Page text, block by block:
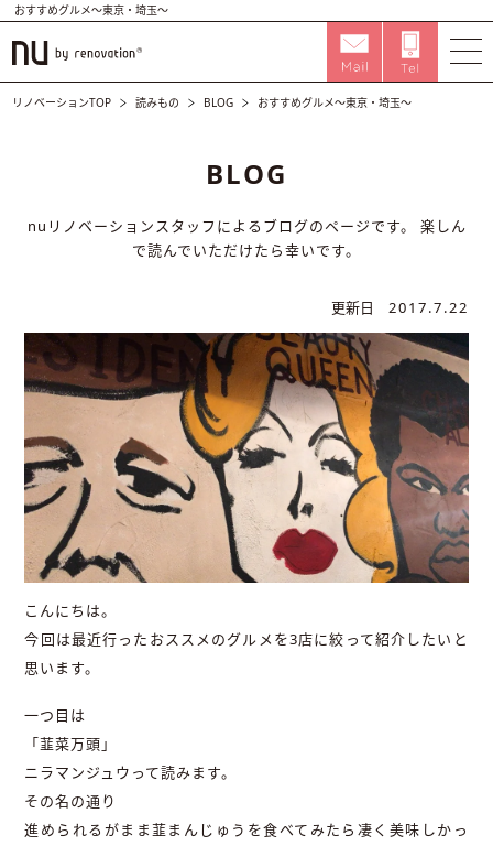
おすすめグルメ～東京・埼玉～
リノベーションTOP 読みもの BLOG おすすめグルメ～東京・埼玉～
BLOG
nuリノベーションスタッフによるブログのページです。
楽しん
で読んでいただけたら幸いです。
更新日 2017.7.22
こんにちは。
今回は最近行ったおススメのグルメを3店に絞って紹介したいと
思います。
一つ目は
「韮菜万頭」
ニラマンジュウって読みます。
その名の通り
進められるがまま韮まんじゅうを食べてみたら凄く美味しかっ